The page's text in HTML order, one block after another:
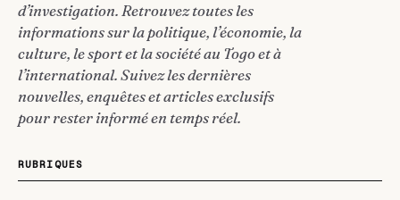
d’investigation. Retrouvez toutes les
informations sur la politique, l’économie, la
culture, le sport et la société au Togo et à
l’international. Suivez les dernières
nouvelles, enquêtes et articles exclusifs
pour rester informé en temps réel.
RUBRIQUES